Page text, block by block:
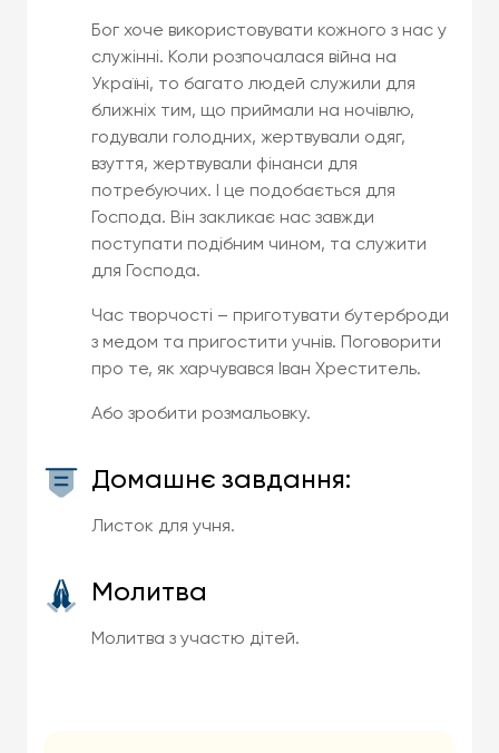
Бог хоче використовувати кожного з нас у
служінні. Коли розпочалася війна на
Україні, то багато людей служили для
ближніх тим, що приймали на ночівлю,
годували голодних, жертвували одяг,
взуття, жертвували фінанси для
потребуючих. І це подобається для
Господа. Він закликає нас завжди
поступати подібним чином, та служити
для Господа.
Час творчості – приготувати бутерброди
з медом та пригостити учнів. Поговорити
про те, як харчувався Іван Хреститель.
Або зробити розмальовку.
Домашнє завдання:
Листок для учня.
Молитва
Молитва з участю дітей.